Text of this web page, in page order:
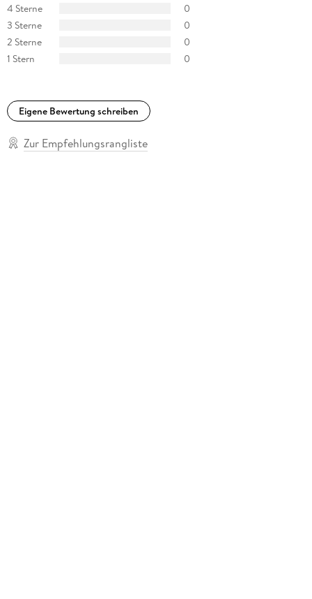
4 Sterne
0
3 Sterne
0
2 Sterne
0
1 Stern
0
Eigene Bewertung schreiben
Zur Empfehlungsrangliste